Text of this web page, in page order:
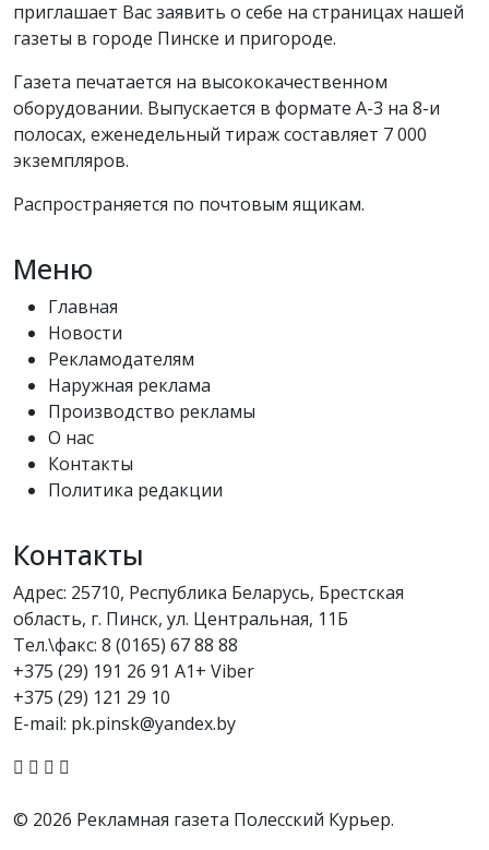
приглашает Вас заявить о себе на страницах нашей
газеты в городе Пинске и пригороде.
Газета печатается на высококачественном
оборудовании. Выпускается в формате А-3 на 8-и
полосах, еженедельный тираж составляет 7 000
экземпляров.
Распространяется по почтовым ящикам.
Меню
Главная
Новости
Рекламодателям
Наружная реклама
Производство рекламы
О нас
Контакты
Политика редакции
Контакты
Адрес: 25710, Республика Беларусь, Брестская
область, г. Пинск, ул. Центральная, 11Б
Тел.\факс: 8 (0165) 67 88 88
+375 (29) 191 26 91 A1+ Viber
+375 (29) 121 29 10
E-mail: pk.pinsk@yandex.by
© 2026 Рекламная газета Полесский Курьер.